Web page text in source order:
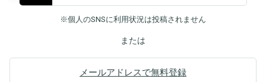
※個人のSNSに利用状況は投稿されません
または
メールアドレスで無料登録